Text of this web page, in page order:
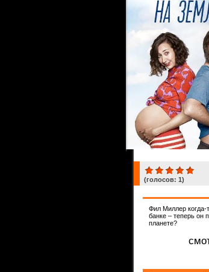
(голосов: 1)
Фил Миллер
банке – теперь он
планете?